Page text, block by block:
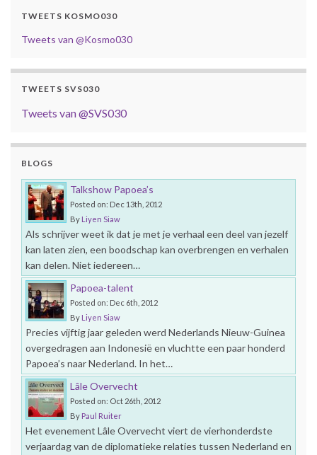
TWEETS KOSMO030
Tweets van @Kosmo030
TWEETS SVS030
Tweets van @SVS030
BLOGS
Talkshow Papoea’s
Posted on: Dec 13th, 2012
By Liyen Siaw
Als schrijver weet ik dat je met je verhaal een deel van jezelf
kan laten zien, een boodschap kan overbrengen en verhalen
kan delen. Niet iedereen…
Papoea-talent
Posted on: Dec 6th, 2012
By Liyen Siaw
Precies vijftig jaar geleden werd Nederlands Nieuw-Guinea
overgedragen aan Indonesië en vluchtte een paar honderd
Papoea’s naar Nederland. In het…
Lâle Overvecht
Posted on: Oct 26th, 2012
By Paul Ruiter
Het evenement Lâle Overvecht viert de vierhonderdste
verjaardag van de diplomatieke relaties tussen Nederland en